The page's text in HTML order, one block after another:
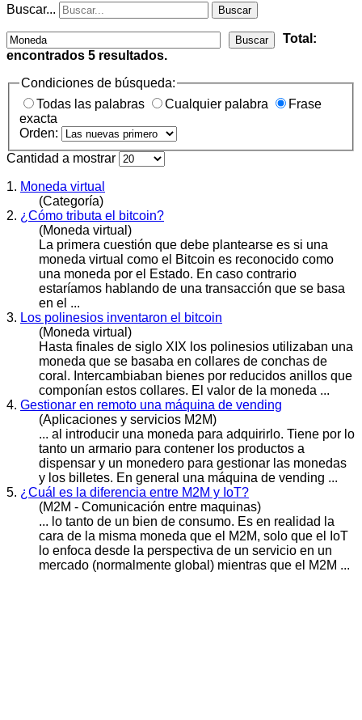
Buscar... Buscar
Buscar
Total:
encontrados 5 resultados.
Condiciones de búsqueda:
Todas las palabras
Cualquier palabra
Frase
exacta
Orden:
Cantidad a mostrar
1. Moneda virtual
(Categoría)
2. ¿Cómo tributa el bitcoin?
(Moneda virtual)
La primera cuestión que debe plantearse es si una
moneda virtual como el Bitcoin es reconocido como
una moneda por el Estado. En caso contrario
estaríamos hablando de una transacción que se basa
en el ...
3. Los polinesios inventaron el bitcoin
(Moneda virtual)
Hasta finales de siglo XIX los polinesios utilizaban una
moneda que se basaba en collares de conchas de
coral. Intercambiaban bienes por reducidos anillos que
componían estos collares. El valor de la moneda ...
4. Gestionar en remoto una máquina de vending
(Aplicaciones y servicios M2M)
... al introducir una moneda para adquirirlo. Tiene por lo
tanto un armario para contener los productos a
dispensar y un monedero para gestionar las monedas
y los billetes. En general una máquina de vending ...
5. ¿Cuál es la diferencia entre M2M y IoT?
(M2M - Comunicación entre maquinas)
... lo tanto de un bien de consumo. Es en realidad la
cara de la misma moneda que el M2M, solo que el IoT
lo enfoca desde la perspectiva de un servicio en un
mercado (normalmente global) mientras que el M2M ...